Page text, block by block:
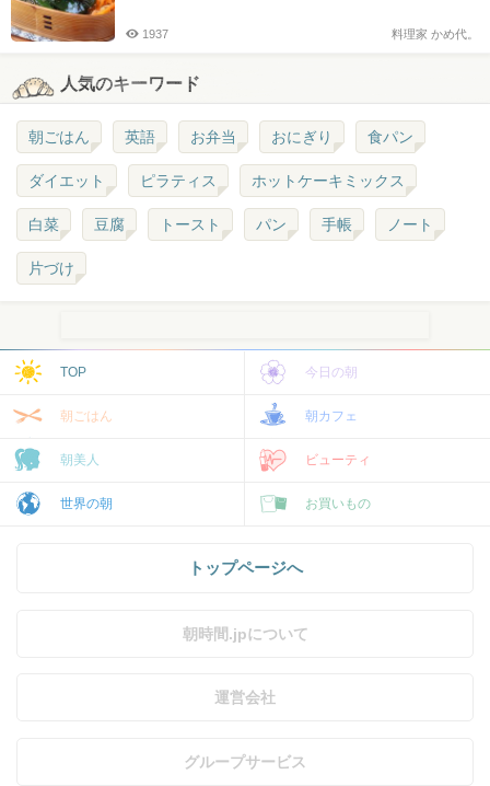
料理家 かめ代。
1937
人気のキーワード
朝ごはん 英語 お弁当 おにぎり 食パン
ダイエット ピラティス ホットケーキミックス
白菜 豆腐 トースト パン 手帳 ノート
片づけ
TOP 今日の朝
朝ごはん 朝カフェ
朝美人 ビューティ
世界の朝 お買いもの
トップページへ
朝時間.jpについて
運営会社
グループサービス